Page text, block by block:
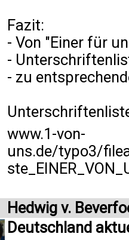
Fazit:
- Von "Einer für
-
- zu
www.1-von-
uns.de/typo3/
Hedwig v.
Deutschland